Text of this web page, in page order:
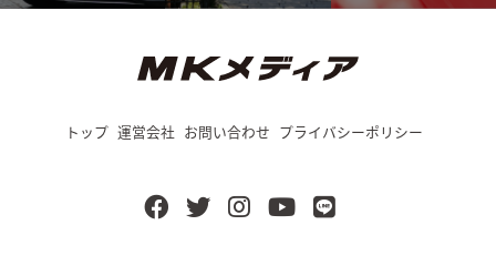
トップ 運営会社 お問い合わせ プライバシーポリシー